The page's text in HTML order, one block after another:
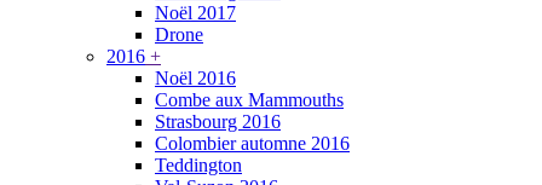
Noël 2017
Drone
2016 +
Noël 2016
Combe aux Mammouths
Strasbourg 2016
Colombier automne 2016
Teddington